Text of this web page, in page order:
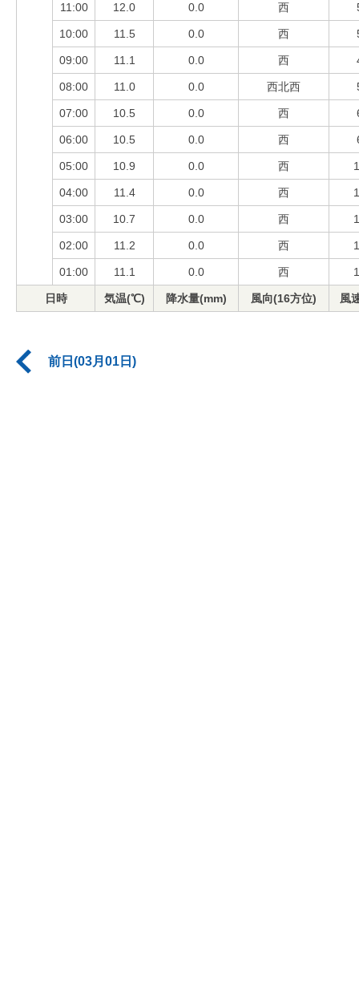
11:00 12.0 0.0 西
10:00 11.5 0.0 西
09:00 11.1 0.0 西
08:00 11.0 0.0 西北西
07:00 10.5 0.0 西
06:00 10.5 0.0 西
05:00 10.9 0.0 西
04:00 11.4 0.0 西
03:00 10.7 0.0 西
02:00 11.2 0.0 西
01:00 11.1 0.0 西
日時 気温(℃) 降水量(mm) 風向(16方位) 風
前日(03月01日)